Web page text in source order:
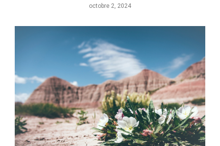
octobre 2, 2024